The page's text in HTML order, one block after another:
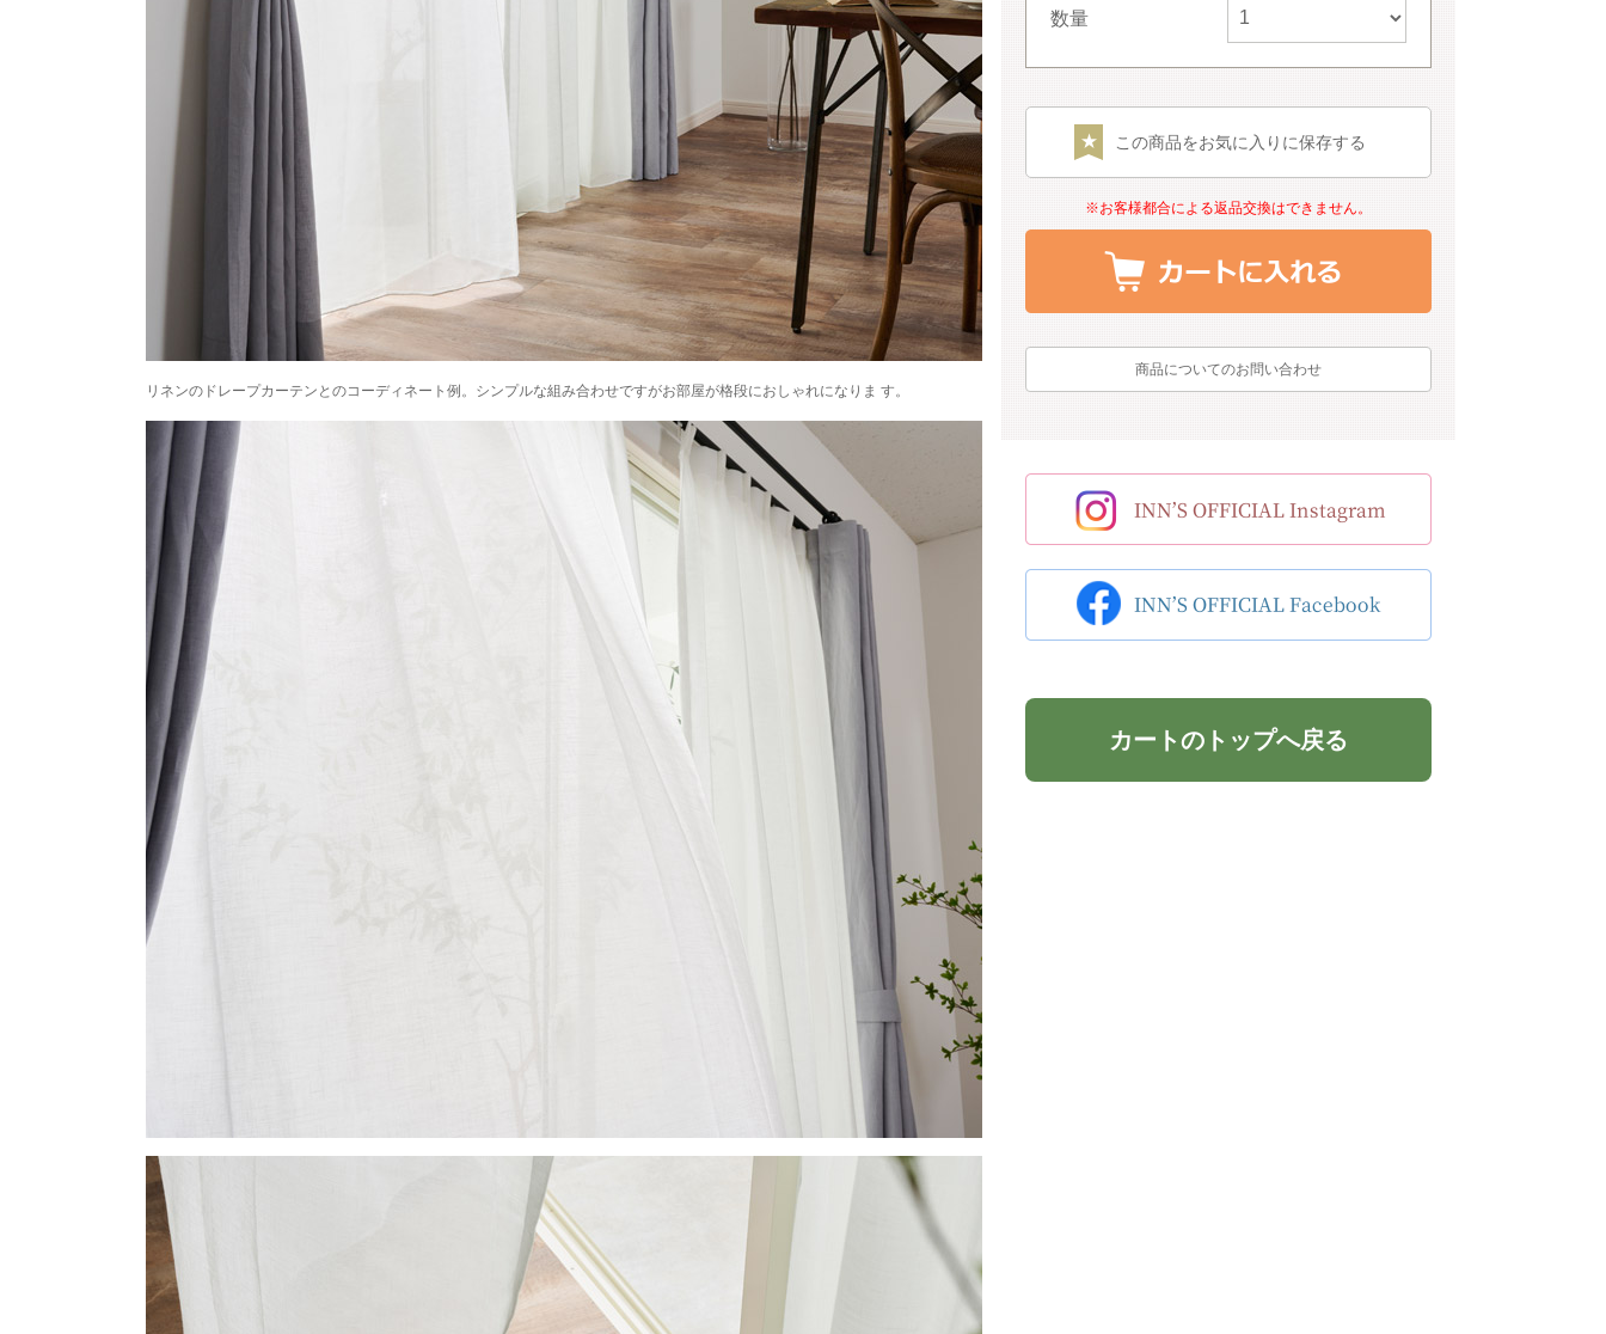
リネンのドレープカーテンとのコーディネート例。シンプルな組み合わせですがお部屋が格段におしゃれになりま す。
数量
この商品をお気に入りに保存する
※お客様都合による返品交換はできません。
商品についてのお問い合わせ
カートのトップへ戻る